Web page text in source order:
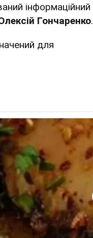
інформаційний
Гончаренко.
для